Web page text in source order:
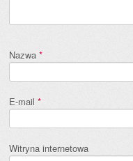
Nazwa *
E-mail *
Witryna internetowa